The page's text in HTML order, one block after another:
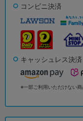
コンビニ決済
キャッシュレス決済
※一部ご利用いただけない商